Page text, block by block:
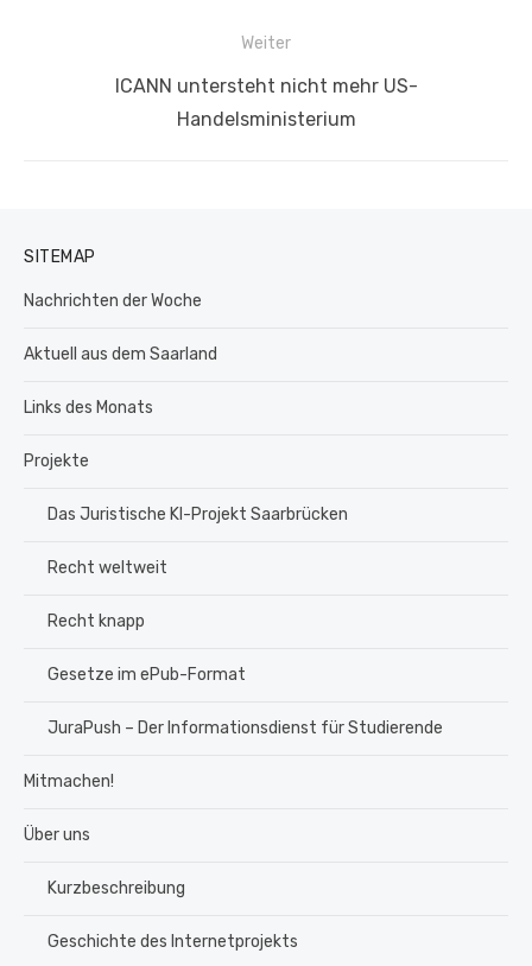
Weiter
ICANN untersteht nicht mehr US-
Handelsministerium
SITEMAP
Nachrichten der Woche
Aktuell aus dem Saarland
Links des Monats
Projekte
Das Juristische KI-Projekt Saarbrücken
Recht weltweit
Recht knapp
Gesetze im ePub-Format
JuraPush – Der Informationsdienst für Studierende
Mitmachen!
Über uns
Kurzbeschreibung
Geschichte des Internetprojekts